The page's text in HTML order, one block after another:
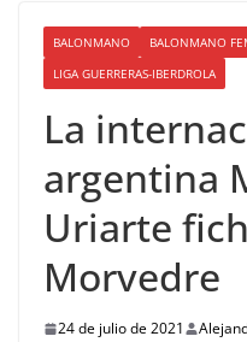
BALONMANO BALONMANO
LIGA GUERRERAS-IBERDROLA
La
argentina
Uriarte
Morvedre
24 de julio de 2021